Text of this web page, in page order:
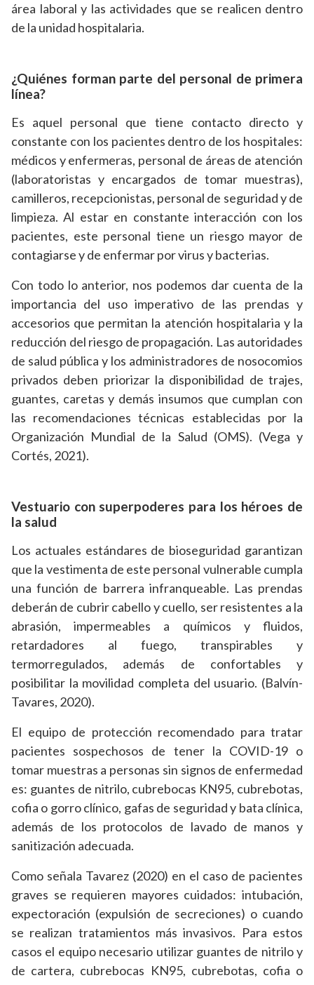
área laboral y las actividades que se realicen dentro
de la unidad hospitalaria.
¿Quiénes forman parte del personal de primera
línea?
Es aquel personal que tiene contacto directo y
constante con los pacientes dentro de los hospitales:
médicos y enfermeras, personal de áreas de atención
(laboratoristas y encargados de tomar muestras),
camilleros, recepcionistas, personal de seguridad y de
limpieza. Al estar en constante interacción con los
pacientes, este personal tiene un riesgo mayor de
contagiarse y de enfermar por virus y bacterias.
Con todo lo anterior, nos podemos dar cuenta de la
importancia del uso imperativo de las prendas y
accesorios que permitan la atención hospitalaria y la
reducción del riesgo de propagación. Las autoridades
de salud pública y los administradores de nosocomios
privados deben priorizar la disponibilidad de trajes,
guantes, caretas y demás insumos que cumplan con
las recomendaciones técnicas establecidas por la
Organización Mundial de la Salud (OMS). (Vega y
Cortés, 2021).
Vestuario con superpoderes para los héroes de
la salud
Los actuales estándares de bioseguridad garantizan
que la vestimenta de este personal vulnerable cumpla
una función de barrera infranqueable. Las prendas
deberán de cubrir cabello y cuello, ser resistentes a la
abrasión, impermeables a químicos y fluidos,
retardadores al fuego, transpirables y
termorregulados, además de confortables y
posibilitar la movilidad completa del usuario. (Balvín-
Tavares, 2020).
El equipo de protección recomendado para tratar
pacientes sospechosos de tener la COVID-19 o
tomar muestras a personas sin signos de enfermedad
es: guantes de nitrilo, cubrebocas KN95, cubrebotas,
cofia o gorro clínico, gafas de seguridad y bata clínica,
además de los protocolos de lavado de manos y
sanitización adecuada.
Como señala Tavarez (2020) en el caso de pacientes
graves se requieren mayores cuidados: intubación,
expectoración (expulsión de secreciones) o cuando
se realizan tratamientos más invasivos. Para estos
casos el equipo necesario utilizar guantes de nitrilo y
de cartera, cubrebocas KN95, cubrebotas, cofia o